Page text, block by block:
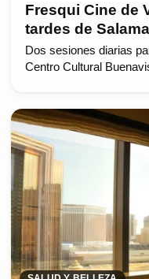
Fresqui Cine de
tardes de
Dos sesiones diarias
Centro Cultural